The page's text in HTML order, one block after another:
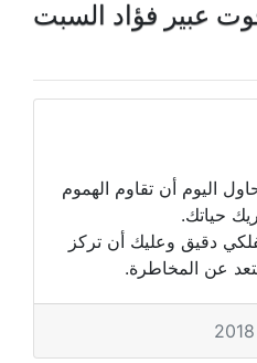
عبير فؤاد السبت
اليوم أن تقاوم الهموم
حياتك.
دقيق وعليك أن تركز
عن المخاطرة.